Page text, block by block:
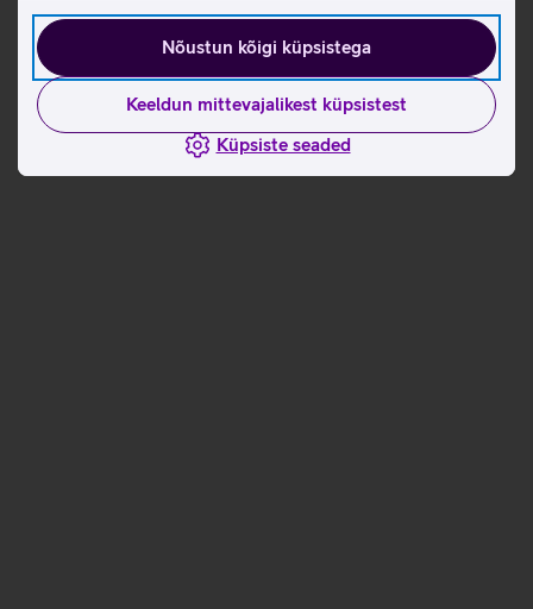
Nõustun kõigi küpsistega
Keeldun mittevajalikest küpsistest
Küpsiste seaded